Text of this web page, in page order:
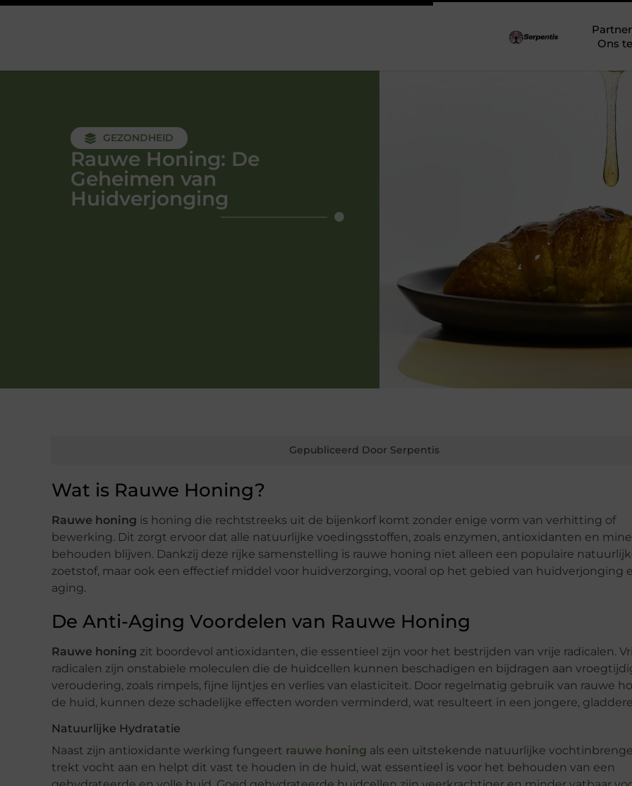
Ons
GEZONDHEID
Rauwe Honing: De
Geheimen van
Huidverjonging
Gepubliceerd Door Serpentis
Wat is Rauwe Honing?
Rauwe honing is honing die rechtstreeks uit de bijenkorf komt zonder enige vorm van verhitting of
bewerking. Dit zorgt ervoor dat alle natuurlijke voedingsstoffen, zoals enzymen, antioxidanten en
behouden blijven. Dankzij deze rijke samenstelling is rauwe honing niet alleen een populaire
zoetstof, maar ook een effectief middel voor huidverzorging, vooral op het gebied van huidverjonging
aging.
De Anti-Aging Voordelen van Rauwe Honing
Rauwe honing zit boordevol antioxidanten, die essentieel zijn voor het bestrijden van vrije radicalen.
radicalen zijn onstabiele moleculen die de huidcellen kunnen beschadigen en bijdragen aan
veroudering, zoals rimpels, fijne lijntjes en verlies van elasticiteit. Door regelmatig gebruik van rauwe
de huid, kunnen deze schadelijke effecten worden verminderd, wat resulteert in een jongere,
Natuurlijke Hydratatie
Naast zijn antioxidante werking fungeert rauwe honing als een uitstekende natuurlijke
trekt vocht aan en helpt dit vast te houden in de huid, wat essentieel is voor het behouden van een